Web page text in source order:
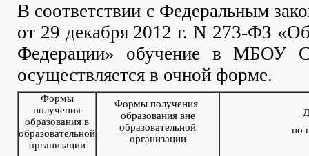
В соответствии с Федеральным
от 29 декабря 2012 г. N 273-ФЗ
Федерации» обучение вМБОУ
осуществляется в очной форме.
Формы
получения
образования в
образовательной
организации
Формы получения
образования вне
образовательной
организации
по